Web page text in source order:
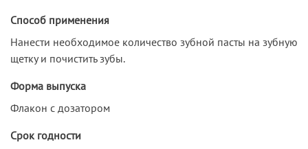
Способ применения
Нанести необходимое количество зубной пасты на зубную
щетку и почистить зубы.
Форма выпуска
Флакон с дозатором
Срок годности